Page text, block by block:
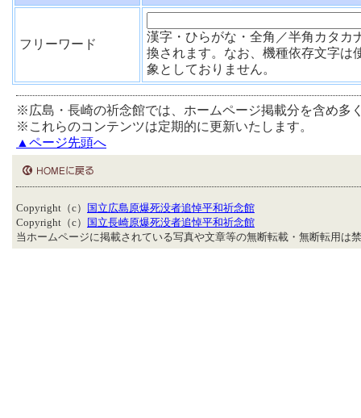
フリーワード
漢字・ひらがな・全角／半角カタカ
換されます。なお、機種依存文字は
象としておりません。
※広島・長崎の祈念館では、ホームページ掲載分を含め多
※これらのコンテンツは定期的に更新いたします。
▲ページ先頭へ
Copyright（c）
国立広島原爆死没者追悼平和祈念館
Copyright（c）
国立長崎原爆死没者追悼平和祈念館
当ホームページに掲載されている写真や文章等の無断転載・無断転用は